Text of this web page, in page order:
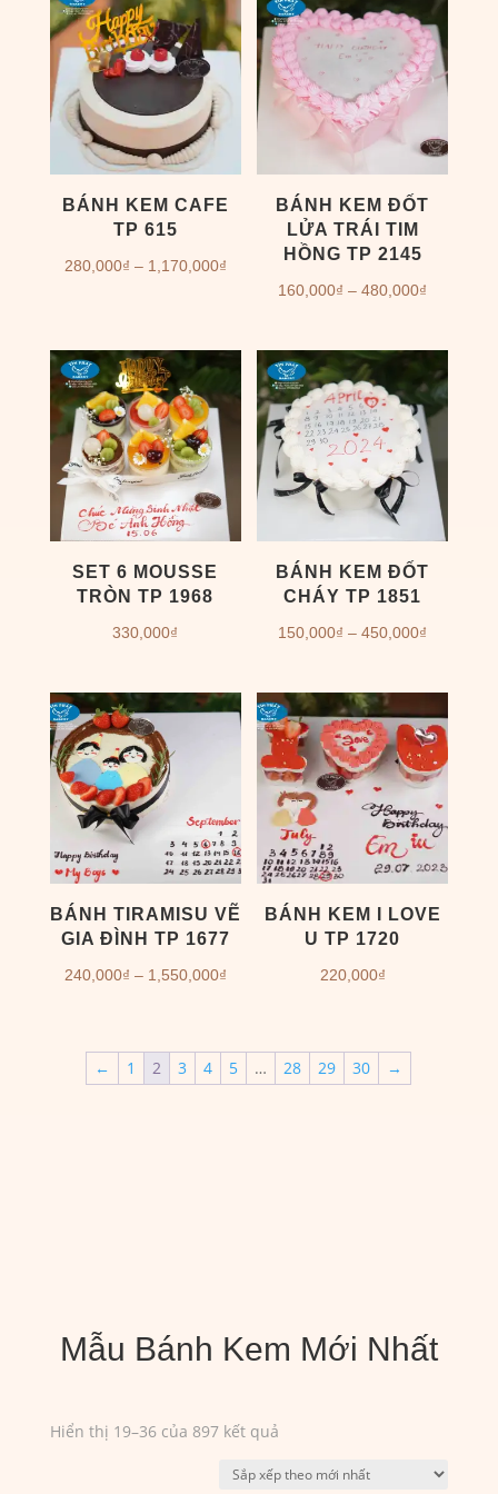
240,000₫
đến
1,010,000₫
260,000₫
đến
BÁNH KEM CAFE
TP 615
280,000₫ – 1,170,000₫Khoảng
280,000₫
1,170,000₫
BÁNH KEM ĐỐT
LỬA TRÁI TIM
HỒNG TP 2145
160,000₫ – 480,000₫
từ
160,000₫
đến
480,000₫
SET 6 MOUSSE
TRÒN TP 1968
330,000₫
BÁNH KEM ĐỐT
CHÁY TP 1851
150,000₫ – 450,000₫
từ
150,000₫
đến
450,000₫
BÁNH TIRAMISU VẼ
GIA ĐÌNH TP 1677
240,000₫ – 1,550,000₫Khoảng
240,000₫
đến
BÁNH KEM I LOVE
U TP 1720
220,000₫
← 1 2 3 4 5 … 28 29 30 →
Mẫu Bánh Kem Mới Nhất
Hiển thị 19–36 của 897 kết quảĐã
xếp